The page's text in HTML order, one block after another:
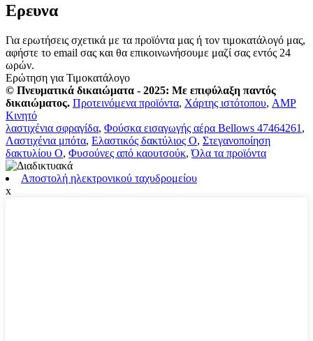
Ερευνα
Για ερωτήσεις σχετικά με τα προϊόντα μας ή τον τιμοκατάλογό μας,
αφήστε το email σας και θα επικοινωνήσουμε μαζί σας εντός 24
ωρών.
Ερώτηση για Τιμοκατάλογο
© Πνευματικά δικαιώματα - 2025: Με επιφύλαξη παντός
δικαιώματος. Προτεινόμενα προϊόντα, Χάρτης ιστότοπου, AMP
Κινητό
λαστιχένια σφραγίδα, Φούσκα εισαγωγής αέρα Bellows 47464261 ,
Λαστιχένια μπότα, Ελαστικός δακτύλιος Ο, Στεγανοποίηση
δακτυλίου Ο, Φυσούνες από καουτσούκ,Όλα τα προϊόντα
Αποστολή ηλεκτρονικού ταχυδρομείου
x